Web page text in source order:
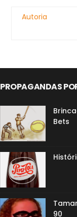
Autoria
PROPAGANDAS
Bets
90